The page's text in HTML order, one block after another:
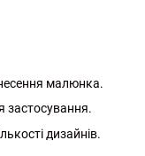
малюнка.
застосування.
дизайнів.